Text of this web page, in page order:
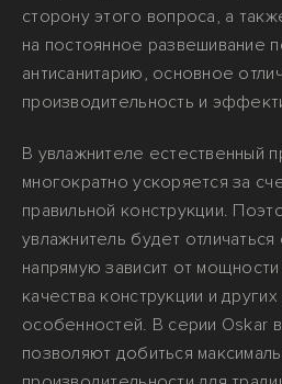
сторону этого вопроса, а
на постоянное развешивание
антисанитарию, основное
производительность и
В увлажнителе естественный
многократно ускоряется за
правильной конструкции.
увлажнитель будет
напрямую зависит от
качества конструкции и
особенностей. В серии Oskar
позволяют добиться